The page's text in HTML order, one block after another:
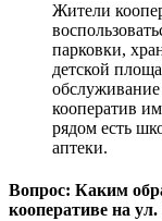
Жители
парковки,
детской
кооператив
рядом есть
аптеки.
Вопрос: Каким
кооперативе на ул.